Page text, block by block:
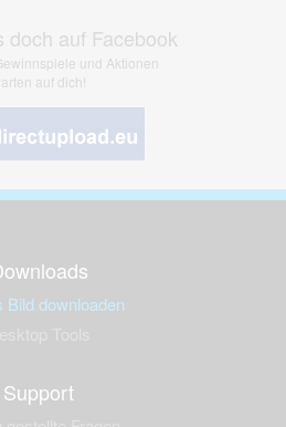
doch auf Facebook
und Aktionen
auf dich!
Bild downloaden
Support